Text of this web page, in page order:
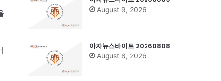
August 9, 2026
아자뉴스바이트 20260808
August 8, 2026